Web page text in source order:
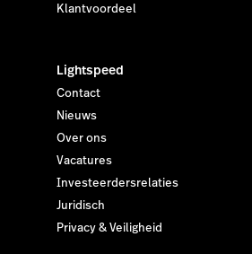
Klantvoordeel
Lightspeed
Contact
Nieuws
Over ons
Vacatures
Investeerdersrelaties
Juridisch
Privacy & Veiligheid